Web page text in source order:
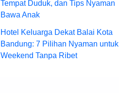
Tempat Duduk, dan Tips Nyaman
Bawa Anak
Hotel Keluarga Dekat Balai Kota
Bandung: 7 Pilihan Nyaman untuk
Weekend Tanpa Ribet